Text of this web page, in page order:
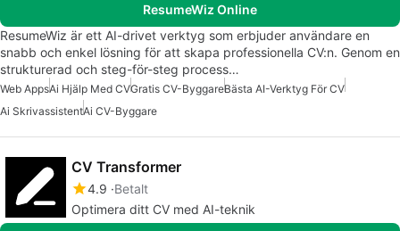
ResumeWiz Online
ResumeWiz är ett AI-drivet verktyg som erbjuder användare en
snabb och enkel lösning för att skapa professionella CV:n. Genom en
strukturerad och steg-för-steg process…
Web AppsAi Hjälp Med CVGratis CV-ByggareBästa AI-Verktyg För CV
Ai SkrivassistentAi CV-Byggare
CV Transformer
4.9 Betalt
Optimera ditt CV med AI-teknik